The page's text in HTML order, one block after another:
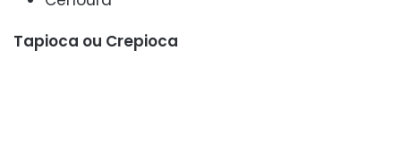
Tapioca ou Crepioca